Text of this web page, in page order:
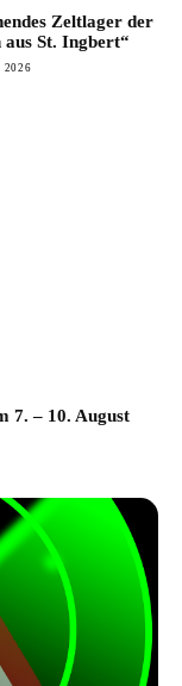
Zeltlager der
aus St. Ingbert“
2026
7. – 10. August